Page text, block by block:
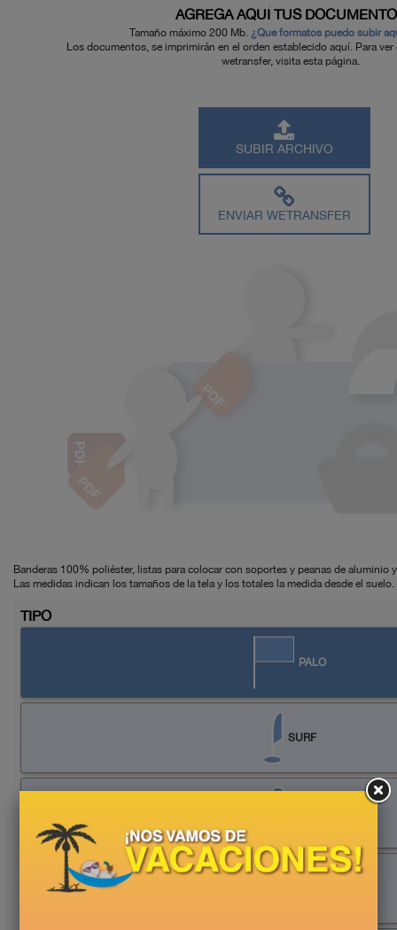
AGREGA AQUÍ TUS
Tamaño máximo 200 Mb. ¿Qué formatos puedo subir
Los documentos, se imprimirán en el orden establecido aquí. Para
wetransfer, visita esta página.
SUBIR ARCHIVO
ENVIAR WETRANSFER
Banderas 100% poliéster, listas para colocar con soportes y peanas de aluminio
Las medidas indican los tamaños de la tela y los totales la medida desde el suelo.
TIPO
PALO
SURF